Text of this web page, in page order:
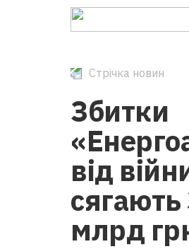
Стрічка новин
Збитки
від
сягають
млрд